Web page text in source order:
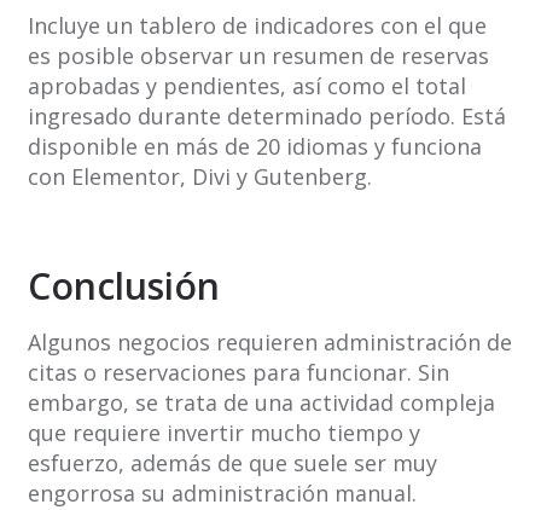
Incluye un tablero de indicadores con el que
es posible observar un resumen de reservas
aprobadas y pendientes, así como el total
ingresado durante determinado período. Está
disponible en más de 20 idiomas y funciona
con Elementor, Divi y Gutenberg.
Conclusión
Algunos negocios requieren administración de
citas o reservaciones para funcionar. Sin
embargo, se trata de una actividad compleja
que requiere invertir mucho tiempo y
esfuerzo, además de que suele ser muy
engorrosa su administración manual.